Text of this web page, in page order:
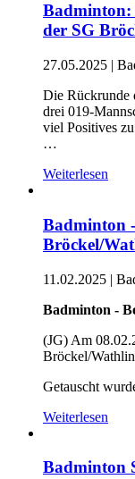
Badminton:
der SG
27.05.2025 |
Die Rückrunde
drei 019-
viel Positives
…
Weiterlesen
Badminton
Bröckel/
11.02.2025 |
Badminton -
(JG) Am
Bröckel/
Getauscht
Weiterlesen
Badminton